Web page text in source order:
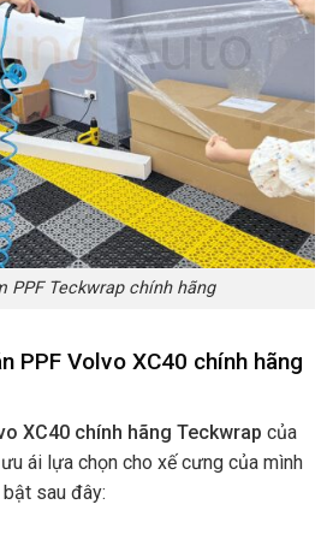
PPF Teckwrap chính hãng
PPF Volvo XC40 chính hãng
XC40 chính hãng Teckwrap của
ái lựa chọn cho xế cưng của mình
sau đây: